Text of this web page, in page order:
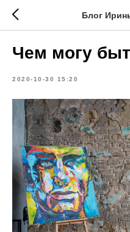
Блог
Чем могу
2020-10-30 15:20